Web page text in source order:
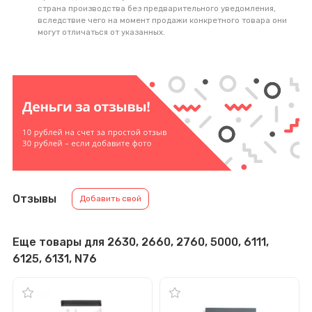
страна производства без предварительного уведомления,
вследствие чего на момент продажи конкретного товара они
могут отличаться от указанных.
Отзывы Добавить свой
Еще товары для 2630, 2660, 2760, 5000, 6111,
6125, 6131, N76